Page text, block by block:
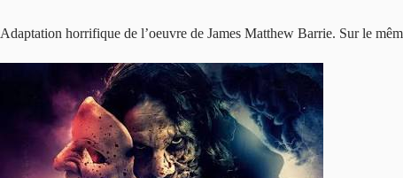
Adaptation horrifique de l’oeuvre de James Matthew Barrie. Sur le